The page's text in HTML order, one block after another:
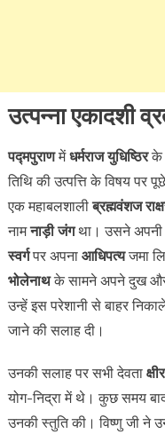
उत्पन्ना एकादशी
पद्मपुराणमेंधर्मराज युधिष्ठिरके
तिथि की उत्पत्ति के विषय पर
एक महाबलशालीब्रह्मवंशज
नामनाड़ी जंगथा। उसने
स्वर्गपर अपनाआधिपत्यजमा
भोलेनाथके सामने अपने दुख और
उन्हें इस परेशानी से बाहर
जाने की सलाह दी।
उनकी सलाह पर सभी देवता
योग-निद्रा में थे। कुछ समय
उनकी स्तुति की। विष्णु जी ने